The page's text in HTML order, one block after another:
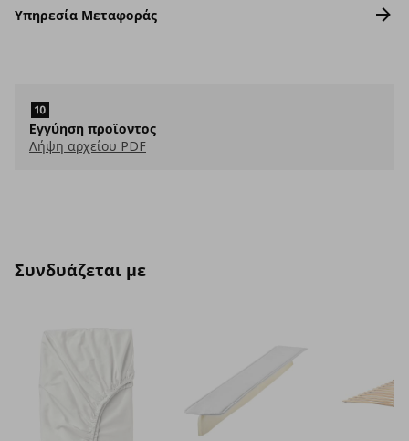
Υπηρεσία Μεταφοράς
Eγγύηση προϊοντος
Λήψη αρχείου PDF
Συνδυάζεται με